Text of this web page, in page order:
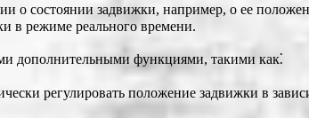
о состоянии задвижки, например, о ее
в режиме реального времени.
дополнительными функциями, такими как⁚
регулировать положение задвижки в